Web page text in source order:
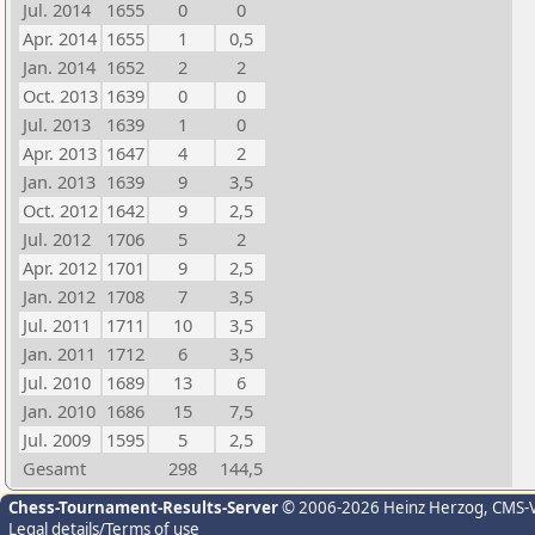
Jul. 2014
1655 0
0
Apr. 2014 1655 1
0,5
Jan. 2014 1652 2
2
Oct. 2013 1639 0
0
Jul. 2013
1639 1
0
Apr. 2013 1647 4
2
Jan. 2013 1639 9
3,5
Oct. 2012 1642 9
2,5
Jul. 2012
1706 5
2
Apr. 2012 1701 9
2,5
Jan. 2012 1708 7
3,5
Jul. 2011
1711 10
3,5
Jan. 2011 1712 6
3,5
Jul. 2010
1689 13
6
Jan. 2010 1686 15
7,5
Jul. 2009
1595 5
2,5
Gesamt
298 144,5
Chess-Tournament-Results-Server© 2006-2026 Heinz Herzog,
Legal details/Terms of use